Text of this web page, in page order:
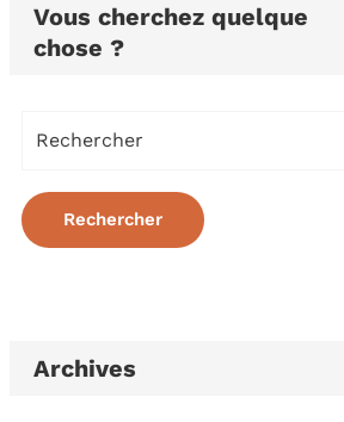
Vous cherchez quelque
chose ?
Archives